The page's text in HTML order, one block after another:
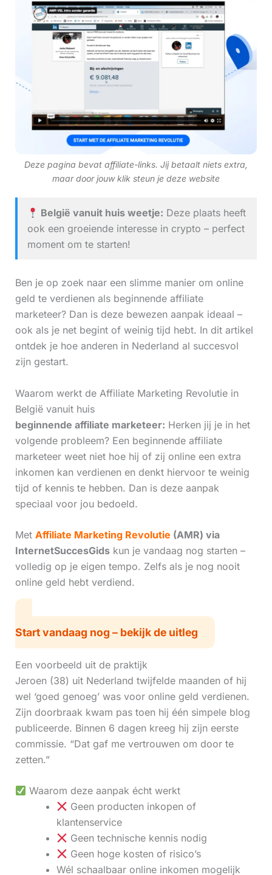
Deze pagina bevat affiliate-links. Jij betaalt niets extra,
maar door jouw klik steun je deze website
België vanuit huis weetje: Deze plaats heeft
ook een groeiende interesse in crypto – perfect
moment om te starten!
Ben je op zoek naar een slimme manier om online
geld te verdienen als beginnende affiliate
marketeer? Dan is deze bewezen aanpak ideaal –
ook als je net begint of weinig tijd hebt. In dit artikel
ontdek je hoe anderen in Nederland al succesvol
zijn gestart.
Waarom werkt de Affiliate Marketing Revolutie in
België vanuit huis
beginnende affiliate marketeer: Herken jij je in het
volgende probleem? Een beginnende affiliate
marketeer weet niet hoe hij of zij online een extra
inkomen kan verdienen en denkt hiervoor te weinig
tijd of kennis te hebben. Dan is deze aanpak
speciaal voor jou bedoeld.
Met Affiliate Marketing Revolutie (AMR) via
InternetSuccesGidskun je vandaag nog starten –
volledig op je eigen tempo. Zelfs als je nog nooit
online geld hebt verdiend.
Start vandaag nog – bekijk de uitleg
Een voorbeeld uit de praktijk
Jeroen (38) uit Nederland twijfelde maanden of hij
wel ‘goed genoeg’ was voor online geld verdienen.
Zijn doorbraak kwam pas toen hij één simpele blog
publiceerde. Binnen 6 dagen kreeg hij zijn eerste
commissie. “Dat gaf me vertrouwen om door te
zetten.”
Waarom deze aanpak écht werkt
Geen producten inkopen of
klantenservice
Geen technische kennis nodig
Geen hoge kosten of risico’s
Wél schaalbaar online inkomen mogelijk